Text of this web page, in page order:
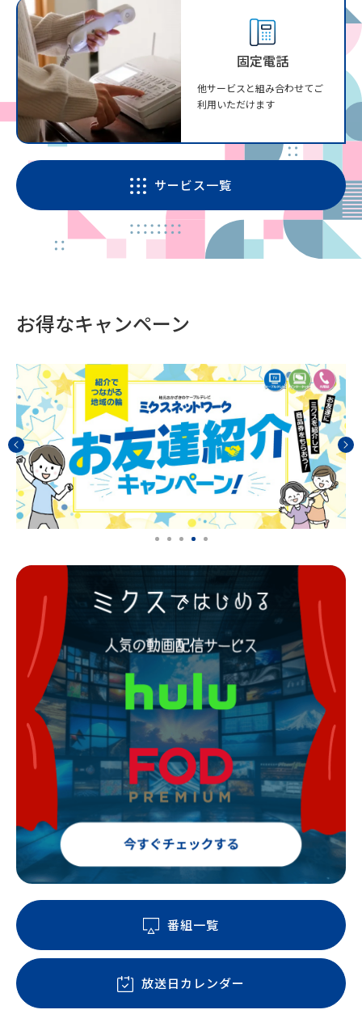
固定電話
他サービスと組み合わせてご
利用いただけます
サービス一覧
お得なキャンペーン
番組一覧
放送日カレンダー